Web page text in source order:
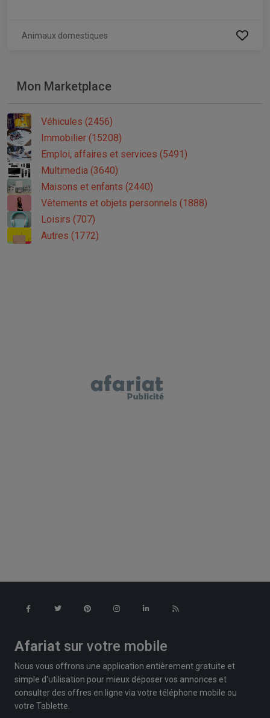
Animaux domestiques
Mon Marketplace
Véhicules (2456)
Immobilier (15208)
Emploi, affaires et services (5491)
Multimedia (3640)
Maisons et enfants (2440)
Vêtements et objets personnels (1888)
Loisirs (707)
Autres (1772)
Afariat sur votre mobile
Nous vous offrons une application entièrement gratuite et
simple d'utilisation pour mieux déposer vos annonces et
consulter des offres en ligne via votre téléphone mobile ou
votre Tablette.